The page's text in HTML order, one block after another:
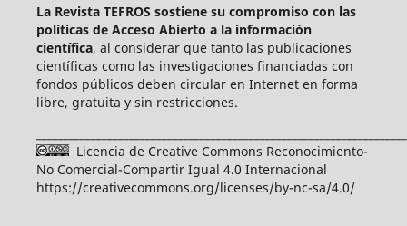
La Revista TEFROS sostiene su compromiso con las
políticas de Acceso Abierto a la información
científica, al considerar que tanto las publicaciones
científicas como las investigaciones financiadas con
fondos públicos deben circular en Internet en forma
libre, gratuita y sin restricciones.
Licencia de Creative Commons Reconocimiento-
No Comercial-Compartir Igual 4.0 Internacional
https://creativecommons.org/licenses/by-nc-sa/4.0/